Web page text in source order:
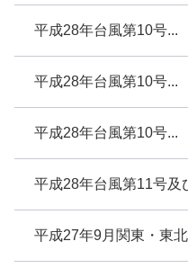
平成28年台風第10号...
平成28年台風第10号...
平成28年台風第10号...
平成28年台風第11号及
平成27年9月関東・東